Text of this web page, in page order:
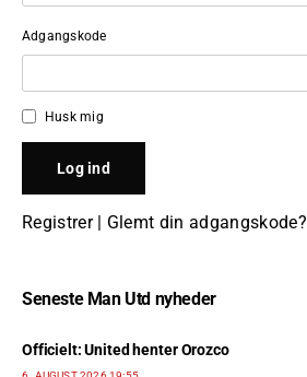
Adgangskode
Husk mig
Registrer| Glemt din adgangskode?
Seneste Man Utd nyheder
Officielt: United henter Orozco